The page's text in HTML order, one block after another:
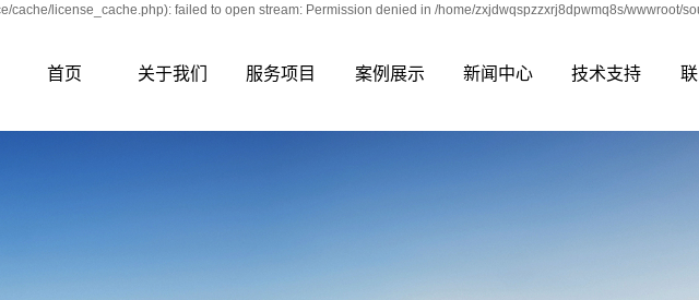
license_cache.php): failed to open stream: Permission denied in /home/zxjdwqspzzxrj8dpwmq8s/wwwroot/
首页 关于我们 服务项目 案例展示 新闻中心 技术支持